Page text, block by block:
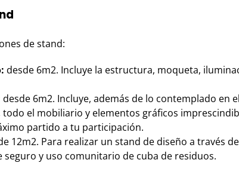
de stand:
desde 6m2. Incluye la estructura, moqueta,
desde 6m2. Incluye, además de lo contemplado en el
el mobiliario y elementos gráficos
partido a tu participación.
12m2. Para realizar un stand de diseño a través de
seguro y uso comunitario de cuba de residuos.